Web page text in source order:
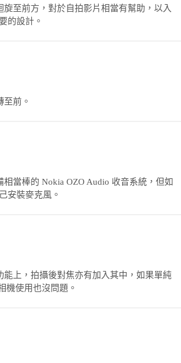
旋至前方，對於自拍影片相當有幫助，以入
的設計。
至前。
相當棒的 Nokia OZO Audio 收音系統，但如
安裝麥克風。
能上，拍攝後對焦亦有加入其中，如果單純
機使用也沒問題。